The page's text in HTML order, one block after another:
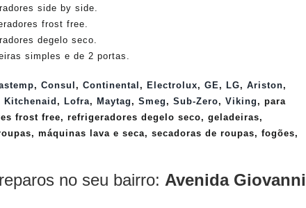
side by side.
frost free.
degelo seco.
simples e de 2 portas.
, Consul , Continental , Electrolux, GE, LG, Ariston,
Kitchenaid , Lofra, Maytag , Smeg , Sub-Zero, Viking , para
frost free, refrigeradores degelo seco, geladeiras,
máquinas lava e seca, secadoras de roupas, fogões,
no seu bairro: Avenida Giovanni